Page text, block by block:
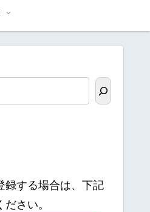
録する場合は、下記
さい。